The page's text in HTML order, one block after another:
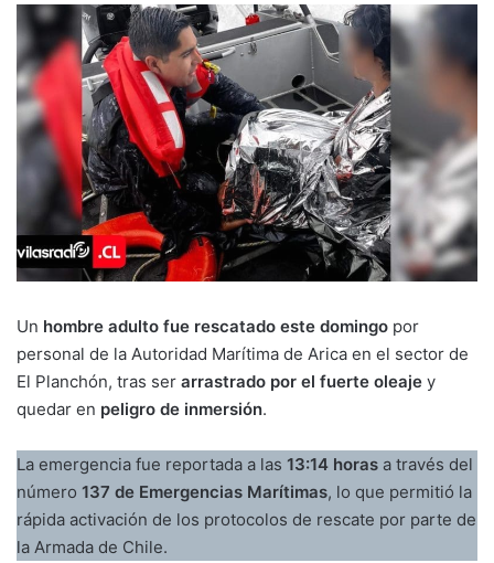
Un hombre adulto fue rescatado este domingo por
personal de la Autoridad Marítima de Arica en el sector de
El Planchón, tras ser arrastrado por el fuerte oleaje y
quedar en peligro de inmersión.
La emergencia fue reportada a las 13:14 horas a través del
número 137 de Emergencias Marítimas, lo que permitió la
rápida activación de los protocolos de rescate por parte de
la Armada de Chile.